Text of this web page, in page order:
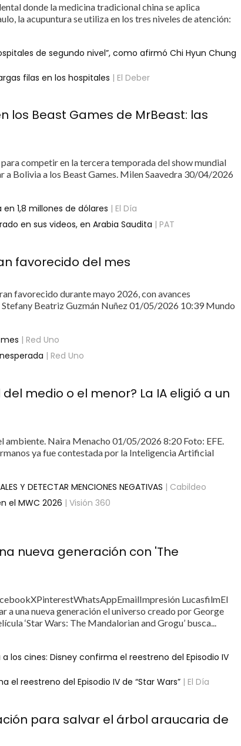
donde la medicina tradicional china se aplica
la acupuntura se utiliza en los tres niveles de atención:
de segundo nivel”, como afirmó Chi Hyun Chung
filas en los hospitales | El Deber
los Beast Games de MrBeast: las
competir en la tercera temporada del show mundial
a Bolivia a los Beast Games. Milen Saavedra 30/04/2026
1,8 millones de dólares | El Día
en sus videos, en Arabia Saudita | PAT
favorecido del mes
favorecido durante mayo 2026, con avances
Beatriz Guzmán Nuñez 01/05/2026 10:39 Mundo
| Red Uno
| Red Uno
medio o el menor? La IA eligió a un
ambiente. Naira Menacho 01/05/2026 8:20 Foto: EFE.
ya fue contestada por la Inteligencia Artificial
Y DETECTAR MENCIONES NEGATIVAS | Cabildeo
el MWC 2026 | Visión 360
nueva generación con 'The
LucasfilmEl
a una nueva generación el universo creado por George
‘Star Wars: The Mandalorian and Grogu’ busca...
a los cines: Disney confirma el reestreno del Episodio IV
el reestreno del Episodio IV de “Star Wars” | El Día
para salvar el árbol araucaria de